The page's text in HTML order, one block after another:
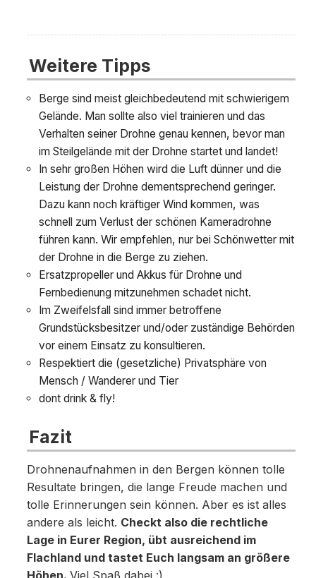
Weitere Tipps
Berge sind meist gleichbedeutend mit schwierigem
Gelände. Man sollte also viel trainieren und das
Verhalten seiner Drohne genau kennen, bevor man
im Steilgelände mit der Drohne startet und landet!
In sehr großen Höhen wird die Luft dünner und die
Leistung der Drohne dementsprechend geringer.
Dazu kann noch kräftiger Wind kommen, was
schnell zum Verlust der schönen Kameradrohne
führen kann. Wir empfehlen, nur bei Schönwetter mit
der Drohne in die Berge zu ziehen.
Ersatzpropeller und Akkus für Drohne und
Fernbedienung mitzunehmen schadet nicht.
Im Zweifelsfall sind immer betroffene
Grundstücksbesitzer und/oder zuständige Behörden
vor einem Einsatz zu konsultieren.
Respektiert die (gesetzliche) Privatsphäre von
Mensch / Wanderer und Tier
dont drink & fly!
Fazit
Drohnenaufnahmen in den Bergen können tolle
Resultate bringen, die lange Freude machen und
tolle Erinnerungen sein können. Aber es ist alles
andere als leicht. Checkt also die rechtliche
Lage in Eurer Region, übt ausreichend im
Flachland und tastet Euch langsam an größere